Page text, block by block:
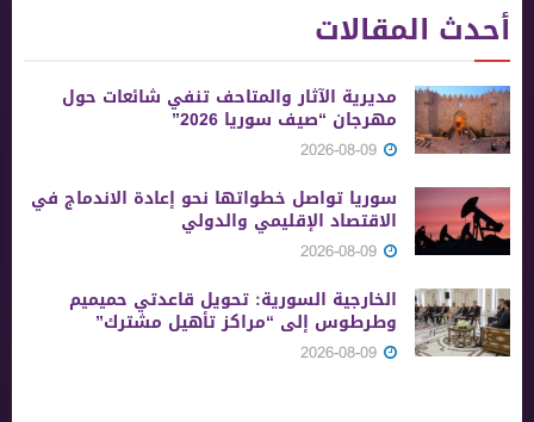
أحدث المقالات
مديرية الآثار والمتاحف تنفي شائعات حول
مهرجان “صيف سوريا 2026”
سوريا تواصل خطواتها نحو إعادة الاندماج في
الاقتصاد الإقليمي والدولي
الخارجية السورية: تحويل قاعدتي حميميم
وطرطوس إلى “مراكز تأهيل مشترك”